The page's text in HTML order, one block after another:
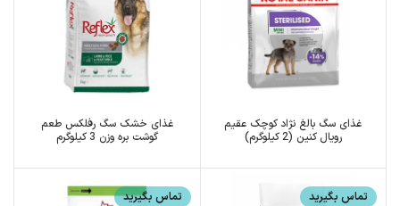
غذای سگ بالغ نژاد کوچک عقیم
رویال کنین (2 کیلوگرم)
غذای خشک سگ رفلکس طعم
گوشت بره وزن 3 کیلوگرم
تماس بگیرید تماس بگیرید